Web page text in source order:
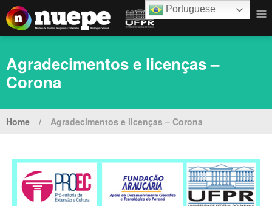
Agradecimentos e licenças –
Corona
Home / Agradecimentos e licenças – Corona
Portuguese